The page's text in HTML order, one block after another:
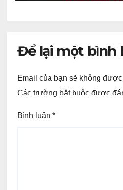
Để lại một bình
Email của bạn sẽ không
Các trường bắt buộc được
Bình luận *